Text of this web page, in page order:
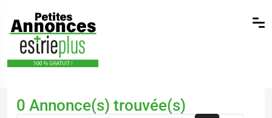
0 Annonce(s) trouvée(s)